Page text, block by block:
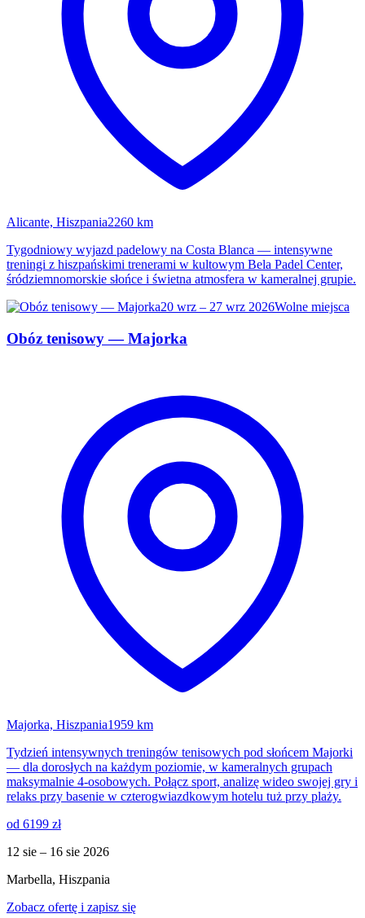
Alicante, Hiszpania2260 km
Tygodniowy wyjazd padelowy na Costa Blanca — intensywne
treningi z hiszpańskimi trenerami w kultowym Bela Padel Center,
śródziemnomorskie słońce i świetna atmosfera w kameralnej grupie.
20 wrz – 27 wrz 2026Wolne miejsca
Obóz tenisowy — Majorka
Majorka, Hiszpania1959 km
Tydzień intensywnych treningów tenisowych pod słońcem Majorki
— dla dorosłych na każdym poziomie, w kameralnych grupach
maksymalnie 4-osobowych. Połącz sport, analizę wideo swojej gry i
relaks przy basenie w czterogwiazdkowym hotelu tuż przy plaży.
od 6199 zł
12 sie – 16 sie 2026
Marbella, Hiszpania
Zobacz ofertę i zapisz się